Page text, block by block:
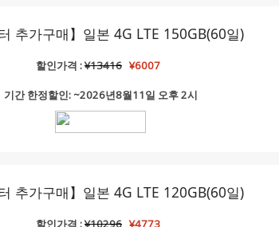
터 추가구매】일본 4G LTE 150GB(60일)
할인가격 :¥13416 ¥6007
기간 한정할인: ~2026년8월11일 오후 2시
터 추가구매】일본 4G LTE 120GB(60일)
할인가격 :¥10296 ¥4773